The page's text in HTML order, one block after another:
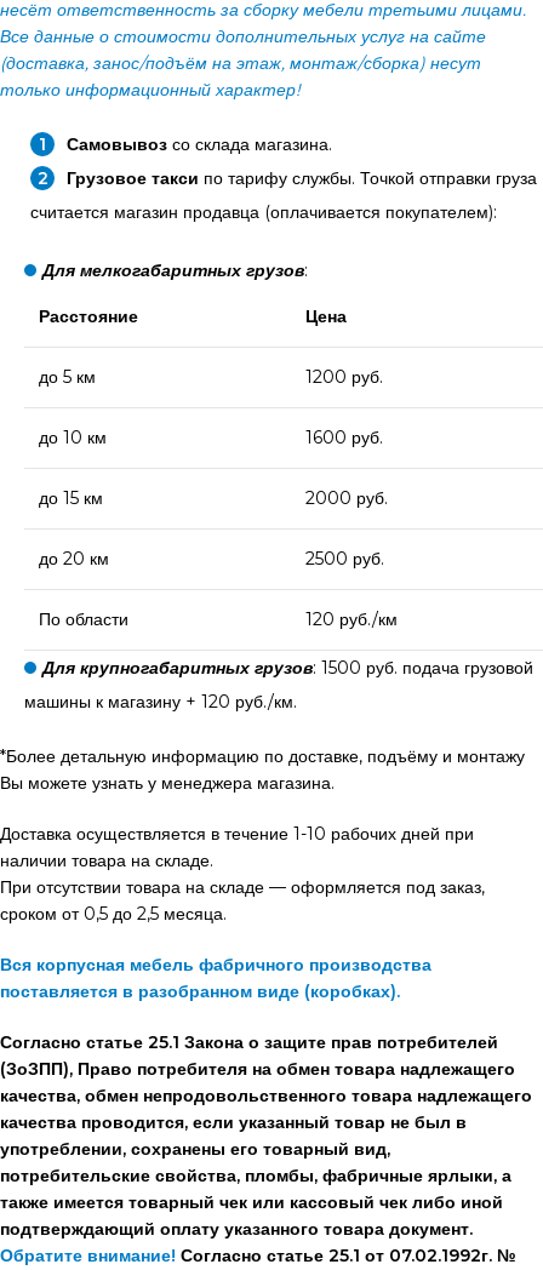
несёт ответственность за сборку мебели третьими лицами.
Все данные о стоимости дополнительных услуг на сайте
(доставка, занос/подъём на этаж, монтаж/сборка) несут
только информационный характер!
Самовывоз со склада магазина.
Грузовое такси по тарифу службы. Точкой отправки груза
считается магазин продавца (оплачивается покупателем):
Для мелкогабаритных грузов:
Расстояние Цена
до 5 км 1200 руб.
до 10 км 1600 руб.
до 15 км 2000 руб.
до 20 км 2500 руб.
По области 120 руб./км
Для крупногабаритных грузов: 1500 руб. подача грузовой
машины к магазину + 120 руб./км.
*Более детальную информацию по доставке, подъёму и монтажу
Вы можете узнать у менеджера магазина.
Доставка осуществляется в течение 1-10 рабочих дней при
наличии товара на складе.
При отсутствии товара на складе — оформляется под заказ,
сроком от 0,5 до 2,5 месяца.
Вся корпусная мебель фабричного производства
поставляется в разобранном виде (коробках).
Согласно статье 25.1 Закона о защите прав потребителей
(ЗоЗПП), Право потребителя на обмен товара надлежащего
качества, обмен непродовольственного товара надлежащего
качества проводится, если указанный товар не был в
употреблении, сохранены его товарный вид,
потребительские свойства, пломбы, фабричные ярлыки, а
также имеется товарный чек или кассовый чек либо иной
подтверждающий оплату указанного товара документ.
Обратите внимание! Согласно статье 25.1 от 07.02.1992г. №